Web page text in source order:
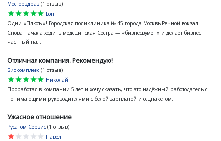
Мосгорздрав (1 отзыв)
star
star
star
star
star
Lori
Одни «Плюсы»! Городская поликлиника № 45 города МосквыРечной вокзал:
Снова начала ходить медецинская Сестра — «бизнесвумен» и делает бизнес
частный на...
Отличная компания. Рекомендую!
Биокомплекс (1 отзыв)
star
star
star
star
star
Николай
Проработал в компании 5 лет и хочу сказать, что это надёжный работодатель с
понимающими руководителями с белой зарплатой и соцпакетом.
Ужасное отношение
Русатом Сервис (1 отзыв)
star
star
star
star
star
Павел